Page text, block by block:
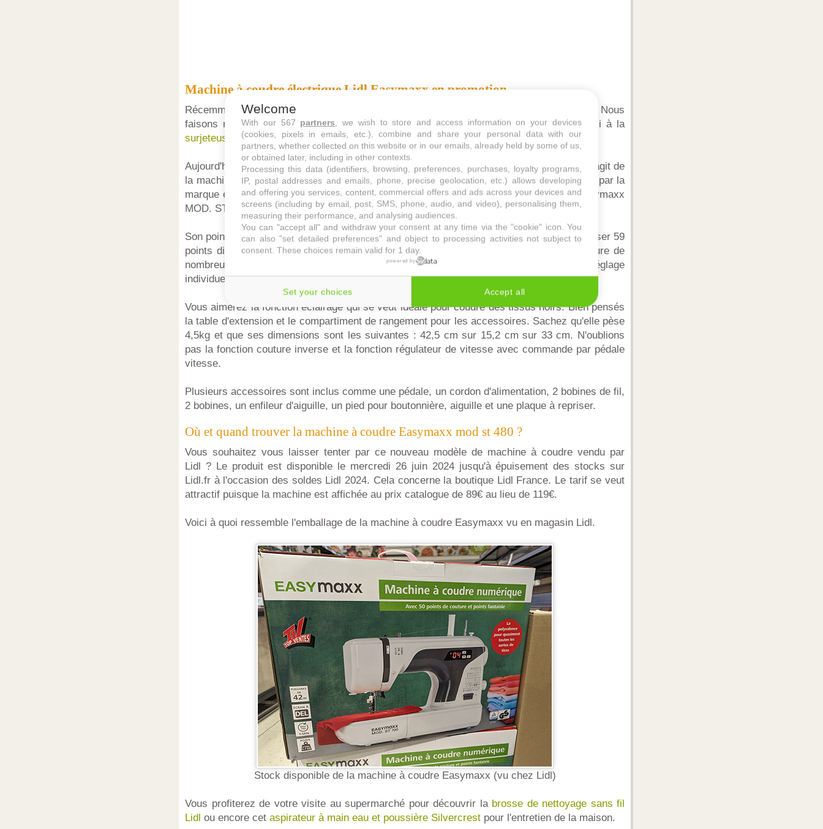
Machine à coudre électrique Lidl Easymaxx en promotion
Récemment chez Lidl nous avons déjà pu trouver des machines à coudre à moindre coût. Nous
faisons référence à lamachine à coudre manuelle Lidlcompacte et légère. Mais aussi à la
surjeteuse Lidl Pfaaf qui permet de réaliser de nombreuses tâches.
Aujourd'hui, place à un nouveau modèle et toujours accessible au plus grand nombre. Il s'agit de
la machine à coudre Easymaxx Lidl. Cette dernière est électrique, elle est garantie 2 ans par la
marque et délivre une puissance de 24 W. Le nom du modèle est machine à coudre Easymaxx
MOD. ST 480. Cette dernière fonctionne ainsi à 480 tours par minute maximum.
Son point fort, c'est sans doute la diversité de ses points de couture. Elle permet de réaliser 59
points différents dont certains fantaisie. La machine convient parfaitement pour la couture de
nombreux types de tissus et pour les tissus à couches multiples. Elle propose un réglage
individuel par molette.
Vous aimerez la fonction éclairage qui se veut idéale pour coudre des tissus noirs. Bien pensés
la table d'extension et le compartiment de rangement pour les accessoires. Sachez qu'elle pèse
4,5kg et que ses dimensions sont les suivantes : 42,5 cm sur 15,2 cm sur 33 cm. N'oublions
pas la fonction couture inverse et la fonction régulateur de vitesse avec commande par pédale
vitesse.
Plusieurs accessoires sont inclus comme une pédale, un cordon d'alimentation, 2 bobines de fil,
2 bobines, un enfileur d'aiguille, un pied pour boutonnière, aiguille et une plaque à repriser.
Où et quand trouver la machine à coudre Easymaxx mod st 480 ?
Vous souhaitez vous laisser tenter par ce nouveau modèle de machine à coudre vendu par
Lidl ? Le produit est disponible le mercredi 26 juin 2024 jusqu'à épuisement des stocks sur
Lidl.fr à l'occasion des soldes Lidl 2024. Cela concerne la boutique Lidl France. Le tarif se veut
attractif puisque la machine est affichée au prix catalogue de 89€ au lieu de 119€.
Voici à quoi ressemble l'emballage de la machine à coudre Easymaxx vu en magasin Lidl.
Stock disponible de la machine à coudre Easymaxx (vu chez Lidl)
Vous profiterez de votre visite au supermarché pour découvrir la brosse de nettoyage sans fil
Lidl ou encore cet aspirateur à main eau et poussière Silvercrest pour l'entretien de la maison.
Welcome
With our 567 partners , we wish to store and access information on your devices
(cookies, pixels in emails, etc.), combine and share your personal data with our
partners, whether collected on this website or in our emails, already held by some of us,
or obtained later, including in other contexts.
Processing this data (identifiers, browsing, preferences, purchases, loyalty programs,
IP, postal addresses and emails, phone, precise geolocation, etc.) allows developing
and offering you services, content, commercial offers and ads across your devices and
screens (including by email, post, SMS, phone, audio, and video), personalising them,
measuring their performance, and analysing audiences.
You can "accept all" and withdraw your consent at any time via the "cookie" icon . You
can also "set detailed preferences" and object to processing activities not subject to
consent. These choices remain valid for 1 day.
powered by
Set your choices Accept all